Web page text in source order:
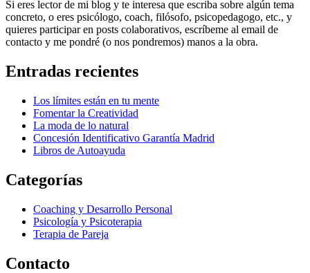
Si eres lector de mi blog y te interesa que escriba sobre algún tema
concreto, o eres psicólogo, coach, filósofo, psicopedagogo, etc., y
quieres participar en posts colaborativos, escríbeme al email de
contacto y me pondré (o nos pondremos) manos a la obra.
Entradas recientes
Los límites están en tu mente
Fomentar la Creatividad
La moda de lo natural
Concesión Identificativo Garantía Madrid
Libros de Autoayuda
Categorías
Coaching y Desarrollo Personal
Psicología y Psicoterapia
Terapia de Pareja
Contacto